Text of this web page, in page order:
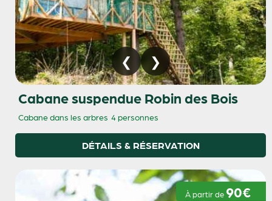
Cabane suspendue Robin des Bois
Cabane dans les arbres 4 personnes
DÉTAILS & RÉSERVATION
À partir de 90€